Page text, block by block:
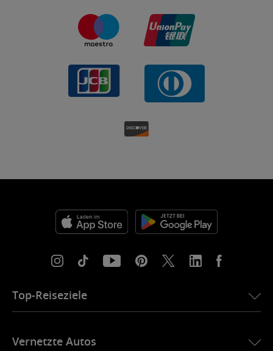
Top-Reiseziele
eSIM für Europa
Vernetzte Autos